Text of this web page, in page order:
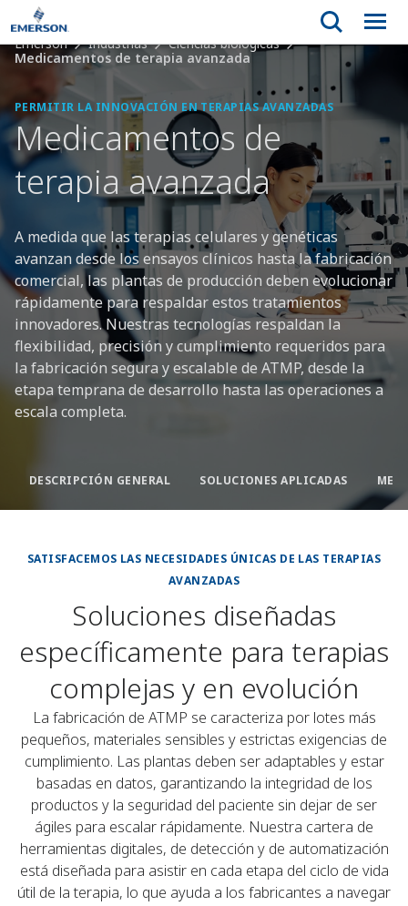
Emerson Industrias
Ciencias biológicas
Medicamentos de terapia avanzada
PERMITIR LA INNOVACIÓN EN TERAPIAS AVANZADAS
Medicamentos de
terapia avanzada
A medida que las terapias celulares y genéticas
avanzan desde los ensayos clínicos hasta la fabricación
comercial, las plantas de producción deben evolucionar
rápidamente para respaldar estos tratamientos
innovadores. Nuestras tecnologías respaldan la
flexibilidad, precisión y cumplimiento requeridos para
la fabricación segura y escalable de ATMP, desde la
etapa temprana de desarrollo hasta las operaciones a
escala completa.
DESCRIPCIÓN GENERAL SOLUCIONES APLICADAS
SATISFACEMOS LAS NECESIDADES ÚNICAS DE LAS TERAPIAS
AVANZADAS
Soluciones diseñadas
específicamente para terapias
complejas y en evolución
La fabricación de ATMP se caracteriza por lotes más
pequeños, materiales sensibles y estrictas exigencias de
cumplimiento. Las plantas deben ser adaptables y estar
basadas en datos, garantizando la integridad de los
productos y la seguridad del paciente sin dejar de ser
ágiles para escalar rápidamente. Nuestra cartera de
herramientas digitales, de detección y de automatización
está diseñada para asistir en cada etapa del ciclo de vida
útil de la terapia, lo que ayuda a los fabricantes a navegar